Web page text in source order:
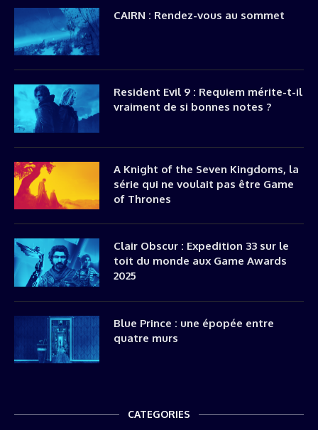
CAIRN : Rendez-vous au sommet
Resident Evil 9 : Requiem mérite-t-il
vraiment de si bonnes notes ?
A Knight of the Seven Kingdoms, la
série qui ne voulait pas être Game
of Thrones
Clair Obscur : Expedition 33 sur le
toit du monde aux Game Awards
2025
Blue Prince : une épopée entre
quatre murs
CATEGORIES